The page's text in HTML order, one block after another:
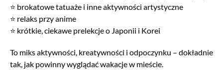
⭐ brokatowe tatuaże i inne aktywności artystyczne
⭐ relaks przy anime
⭐ krótkie, ciekawe prelekcje o Japonii i Korei
To miks aktywności, kreatywności i odpoczynku – dokładnie
tak, jak powinny wyglądać wakacje w mieście.